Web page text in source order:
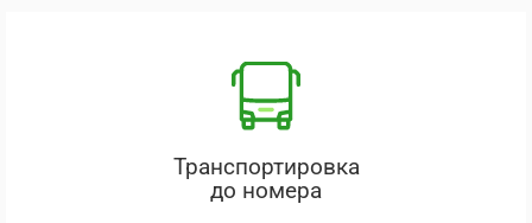
Транспортировка
до номера